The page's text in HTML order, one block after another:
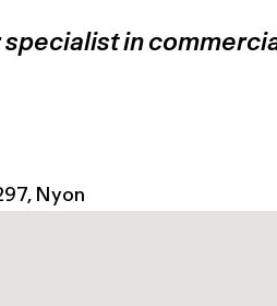
specialist in
Nyon